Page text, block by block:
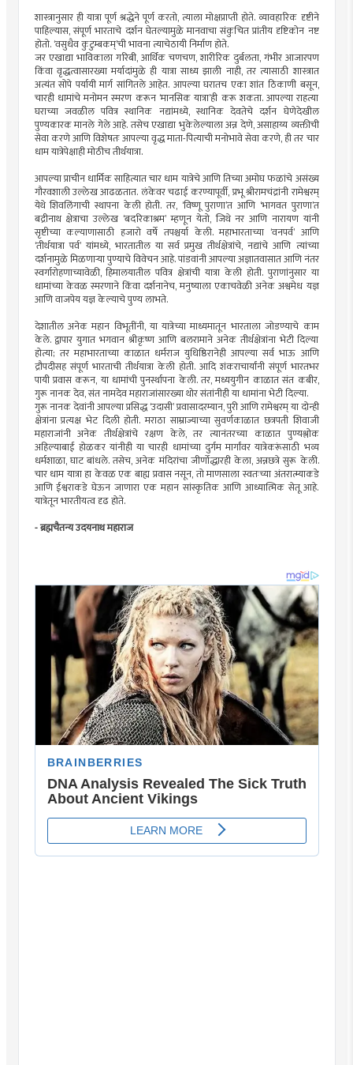
शास्त्रानुसार ही यात्रा पूर्ण श्रद्धेने पूर्ण करतो, त्याला मोक्षप्राप्ती होते. व्यावहारिक दृष्टीने
पाहिल्यास, संपूर्ण भारताचे दर्शन घेतल्यामुळे मानवाचा संकुचित प्रांतीय दृष्टिकोन नष्ट
होतो. ‘वसुधैव कुटुम्बकम्’ची भावना त्याचेठायी निर्माण होते.
जर एखाद्या भाविकाला गरिबी, आर्थिक चणचण, शारीरिक दुर्बलता, गंभीर आजारपण
किंवा वृद्धत्वासारख्या मर्यादांमुळे ही यात्रा साध्य झाली नाही, तर त्यासाठी शास्त्रात
अत्यंत सोपे पर्यायी मार्ग सांगितले आहेत. आपल्या घरातच एका शांत ठिकाणी बसून,
चारही धामांचे मनोमन स्मरण करून ‘मानसिक यात्रा’ही करू शकता. आपल्या राहत्या
घराच्या जवळील पवित्र स्थानिक नद्यांमध्ये, स्थानिक देवतेचे दर्शन घेणेदेखील
पुण्यकारक मानले गेले आहे. तसेच एखाद्या भुकेलेल्याला अन्न देणे, असाहाय्य व्यक्तीची
सेवा करणे आणि विशेषतः आपल्या वृद्ध माता-पित्याची मनोभावे सेवा करणे, ही तर चार
धाम यात्रेपेक्षाही मोठीच तीर्थयात्रा.
आपल्या प्राचीन धार्मिक साहित्यात चार धाम यात्रेचे आणि तिच्या अमोघ फळांचे असंख्य
गौरवशाली उल्लेख आढळतात. लंकेवर चढाई करण्यापूर्वी, प्रभू श्रीरामचंद्रांनी रामेश्वरम्
येथे शिवलिंगाची स्थापना केली होती. तर, ‘विष्णू पुराणा’त आणि ‘भागवत पुराणा’त
बद्रीनाथ क्षेत्राचा उल्लेख ‘बदरिकाश्रम’ म्हणून येतो, जिथे नर आणि नारायण यांनी
सृष्टीच्या कल्याणासाठी हजारो वर्षे तपश्चर्या केली. महाभारताच्या ‘वनपर्व’ आणि
‘तीर्थयात्रा पर्व’ यांमध्ये, भारतातील या सर्व प्रमुख तीर्थक्षेत्रांचे, नद्यांचे आणि त्यांच्या
दर्शनामुळे मिळणार्‍या पुण्याचे विवेचन आहे. पांडवांनी आपल्या अज्ञातवासात आणि नंतर
स्वर्गारोहणाच्यावेळी, हिमालयातील पवित्र क्षेत्रांची यात्रा केली होती. पुराणांनुसार या
धामांच्या केवळ स्मरणाने किंवा दर्शनानेच, मनुष्याला एकाचवेळी अनेक अश्वमेध यज्ञ
आणि वाजपेय यज्ञ केल्याचे पुण्य लाभते.
देशातील अनेक महान विभूतींनी, या यात्रेच्या माध्यमातून भारताला जोडण्याचे काम
केले. द्वापार युगात भगवान श्रीकृष्ण आणि बलरामाने अनेक तीर्थक्षेत्रांना भेटी दिल्या
होत्या; तर महाभारताच्या काळात धर्मराज युधिष्ठिरानेही आपल्या सर्व भाऊ आणि
द्रौपदीसह संपूर्ण भारताची तीर्थयात्रा केली होती. आदि शंकराचार्यांनी संपूर्ण भारतभर
पायी प्रवास करून, या धामांची पुनर्स्थापना केली. तर, मध्ययुगीन काळात संत कबीर,
गुरू नानक देव, संत नामदेव महाराजांसारख्या थोर संतांनीही या धामांना भेटी दिल्या.
गुरू नानक देवांनी आपल्या प्रसिद्ध ‘उदासी’ प्रवासादरम्यान, पुरी आणि रामेश्वरम् या दोन्ही
क्षेत्रांना प्रत्यक्ष भेट दिली होती. मराठा साम्राज्याच्या सुवर्णकाळात छत्रपती शिवाजी
महाराजांनी अनेक तीर्थक्षेत्रांचे रक्षण केले, तर त्यानंतरच्या काळात पुण्यश्लोक
अहिल्याबाई होळकर यांनीही या चारही धामांच्या दुर्गम मार्गांवर यात्रेकरूंसाठी भव्य
धर्मशाळा, घाट बांधले. तसेच, अनेक मंदिरांचा जीर्णोद्धारही केला, अन्नछत्रे सुरू केली.
चार धाम यात्रा हा केवळ एक बाह्य प्रवास नसून, तो माणसाला स्वतःच्या अंतरात्म्याकडे
आणि ईश्वराकडे घेऊन जाणारा एक महान सांस्कृतिक आणि आध्यात्मिक सेतू आहे.
यात्रेतून भारतीयत्व दृढ होते.
- ब्रह्मचैतन्य उदयनाथ महाराज